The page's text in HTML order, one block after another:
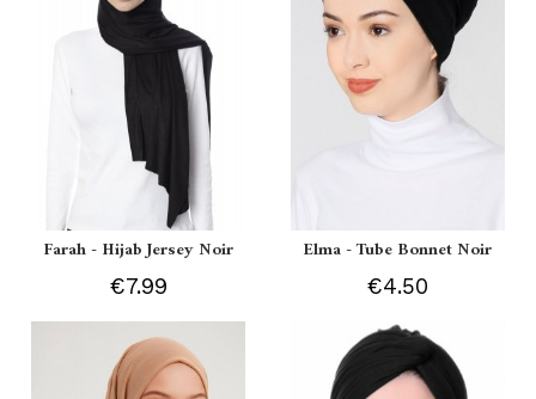
Farah - Hijab Jersey Noir
€7.99
Elma - Tube Bonnet Noir
€4.50